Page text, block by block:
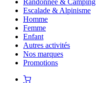
Escalade & Alpinisme
Homme
Femme
Enfant
Autres activités
Nos marques
Promotions